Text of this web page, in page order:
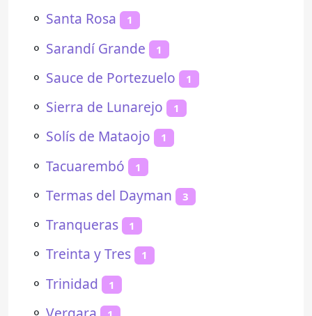
⚬ Santa Rosa 1
⚬ Sarandí Grande 1
⚬ Sauce de Portezuelo 1
⚬ Sierra de Lunarejo 1
⚬ Solís de Mataojo 1
⚬ Tacuarembó 1
⚬ Termas del Dayman 3
⚬ Tranqueras 1
⚬ Treinta y Tres 1
⚬ Trinidad 1